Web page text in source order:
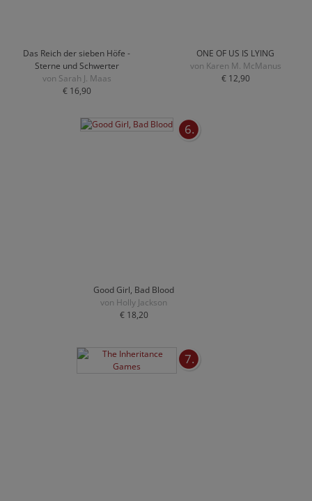
Das Reich der sieben Höfe -
Sterne und Schwerter
von Sarah J. Maas
€ 16,90
ONE OF US IS LYING
von Karen M. McManus
€ 12,90
6.
Good Girl, Bad Blood
von Holly Jackson
€ 18,20
7.